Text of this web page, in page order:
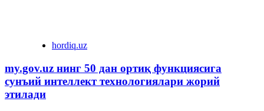
hordiq.uz
my.gov.uz нинг 50 дан ортиқ функциясига
сунъий интеллект технологиялари жорий
этилади